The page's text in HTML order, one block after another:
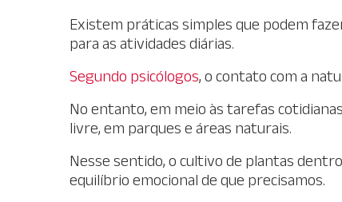
Existem práticas simples que podem
para as atividades diárias.
Segundo psicólogos, o contato com a
No entanto, em meio às tarefas
livre, em parques e áreas naturais.
Nesse sentido, o cultivo de plantas
equilíbrio emocional de que precisamos.